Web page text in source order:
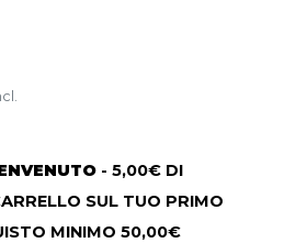
- 5,00€ DI
SUL TUO PRIMO
MINIMO 50,00€